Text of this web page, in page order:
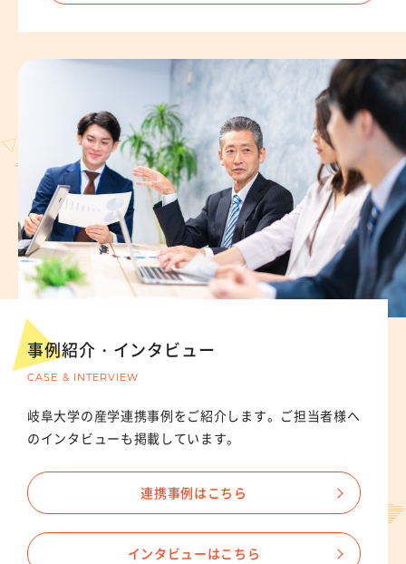
事例紹介・インタビュー
CASE & INTERVIEW
岐阜大学の産学連携事例をご紹介します。ご担当者様へ
のインタビューも掲載しています。
連携事例はこちら
インタビューはこちら